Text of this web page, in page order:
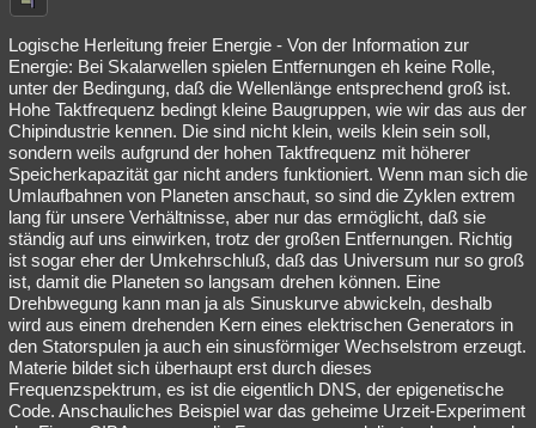
Logische Herleitung freier Energie - Von der Information zur
Energie: Bei Skalarwellen spielen Entfernungen eh keine Rolle,
unter der Bedingung, daß die Wellenlänge entsprechend groß ist.
Hohe Taktfrequenz bedingt kleine Baugruppen, wie wir das aus der
Chipindustrie kennen. Die sind nicht klein, weils klein sein soll,
sondern weils aufgrund der hohen Taktfrequenz mit höherer
Speicherkapazität gar nicht anders funktioniert. Wenn man sich die
Umlaufbahnen von Planeten anschaut, so sind die Zyklen extrem
lang für unsere Verhältnisse, aber nur das ermöglicht, daß sie
ständig auf uns einwirken, trotz der großen Entfernungen. Richtig
ist sogar eher der Umkehrschluß, daß das Universum nur so groß
ist, damit die Planeten so langsam drehen können. Eine
Drehbwegung kann man ja als Sinuskurve abwickeln, deshalb
wird aus einem drehenden Kern eines elektrischen Generators in
den Statorspulen ja auch ein sinusförmiger Wechselstrom erzeugt.
Materie bildet sich überhaupt erst durch dieses
Frequenzspektrum, es ist die eigentlich DNS, der epigenetische
Code. Anschauliches Beispiel war das geheime Urzeit-Experiment